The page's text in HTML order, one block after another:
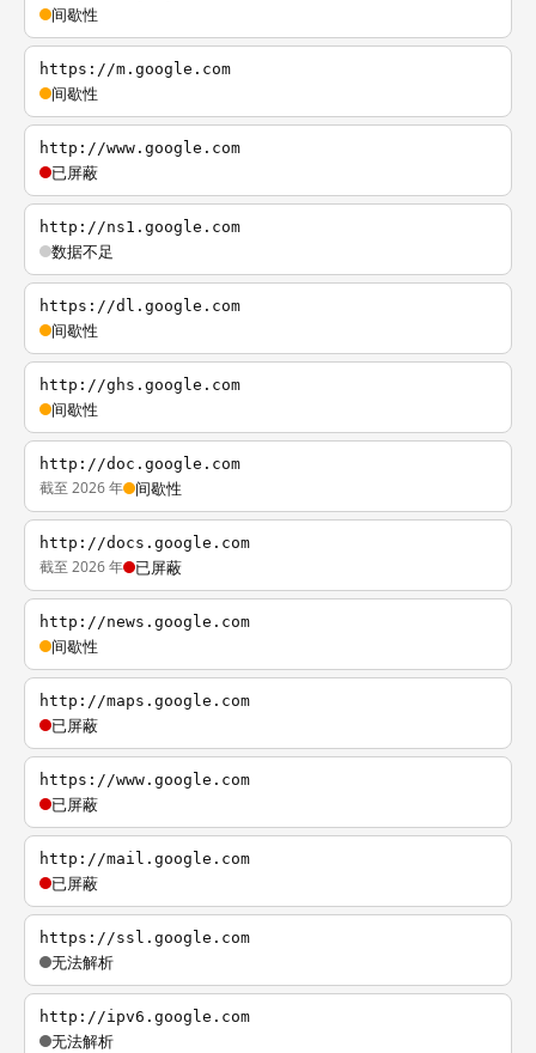
间歇性
https://m.google.com
间歇性
http://www.google.com
已屏蔽
http://ns1.google.com
数据不足
https://dl.google.com
间歇性
http://ghs.google.com
间歇性
http://doc.google.com
截至 2026 年 间歇性
http://docs.google.com
截至 2026 年 已屏蔽
http://news.google.com
间歇性
http://maps.google.com
已屏蔽
https://www.google.com
已屏蔽
http://mail.google.com
已屏蔽
https://ssl.google.com
无法解析
http://ipv6.google.com
无法解析